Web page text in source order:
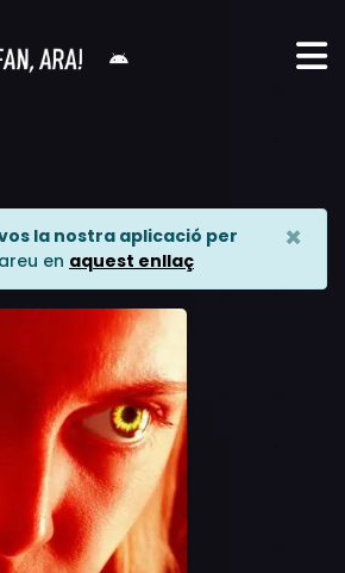
la nostra aplicació per
en aquest enllaç
×